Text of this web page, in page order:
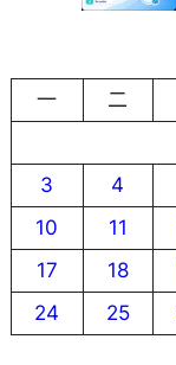
一
二
3
4
10
11
17
18
24
25